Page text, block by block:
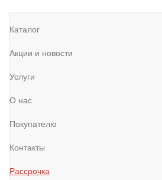
Каталог
Акции и новости
Услуги
О нас
Покупателю
Контакты
Рассрочка